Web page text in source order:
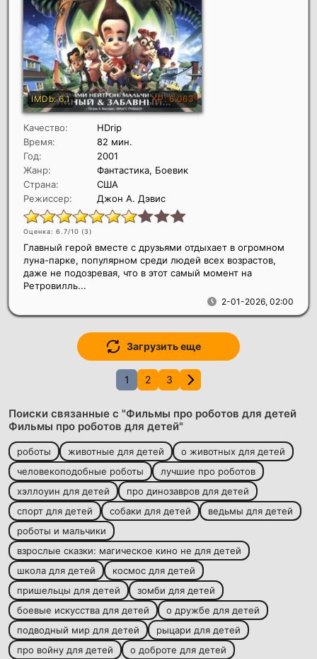
Качество:
HDrip
Время:
82 мин.
Год:
2001
Жанр:
Фантастика, Боевик
Страна:
США
Режиссер:
Джон А. Дэвис
Оценка: 6.7/10 (3)
2-01-2026, 02:00
Главный герой вместе с друзьями отдыхает в огромном
луна-парке, популярном среди людей всех возрастов,
даже не подозревая, что в этот самый момент на
Ретровилль...
Загрузить еще
1 2 3
Поиски связанные с "Фильмы про роботов для детей
Фильмы про роботов для детей"
роботы животные для детей
о животных для детей
человекоподобные роботы
лучшие про роботов
хэллоуин для детей
про динозавров для детей
спорт для детей
собаки для детей
ведьмы для детей
роботы и мальчики
взрослые сказки: магическое кино не для детей
школа для детей
космос для детей
пришельцы для детей
зомби для детей
боевые искусства для детей
о дружбе для детей
подводный мир для детей
рыцари для детей
про войну для детей
о доброте для детей